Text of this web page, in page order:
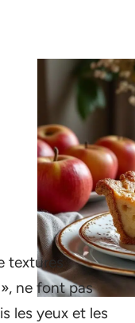
textures
ne font pas
les yeux et les